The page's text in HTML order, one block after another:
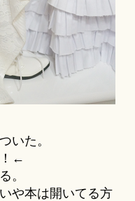
いた。
←
。
や本は開いてる方